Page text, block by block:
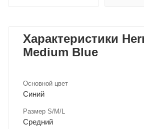
Характеристики
Medium Blue
Основной цвет
Синий
Размер S/M/L
Средний